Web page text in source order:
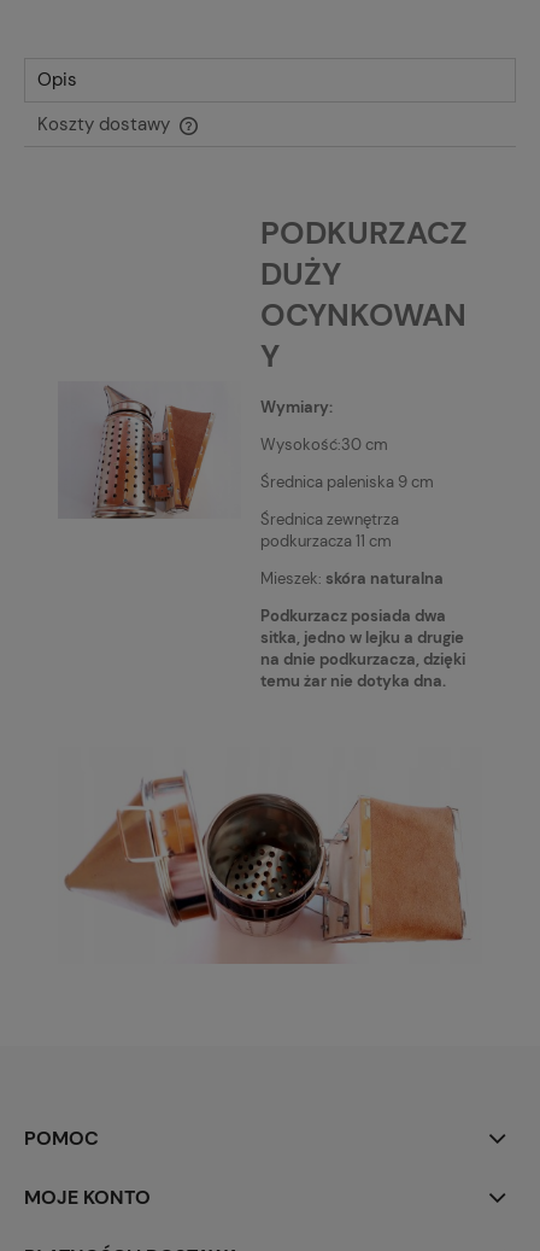
Opis
Koszty dostawy
Cena nie zawiera ewentualnych kosztów płatności
PODKURZACZ
DUŻY
OCYNKOWAN
Y
Wymiary:
Wysokość:30 cm
Średnica paleniska 9 cm
Średnica zewnętrza
podkurzacza 11 cm
Mieszek: skóra naturalna
Podkurzacz posiada dwa
sitka, jedno w lejku a drugie
na dnie podkurzacza, dzięki
temu żar nie dotyka dna.
POMOC
MOJE KONTO